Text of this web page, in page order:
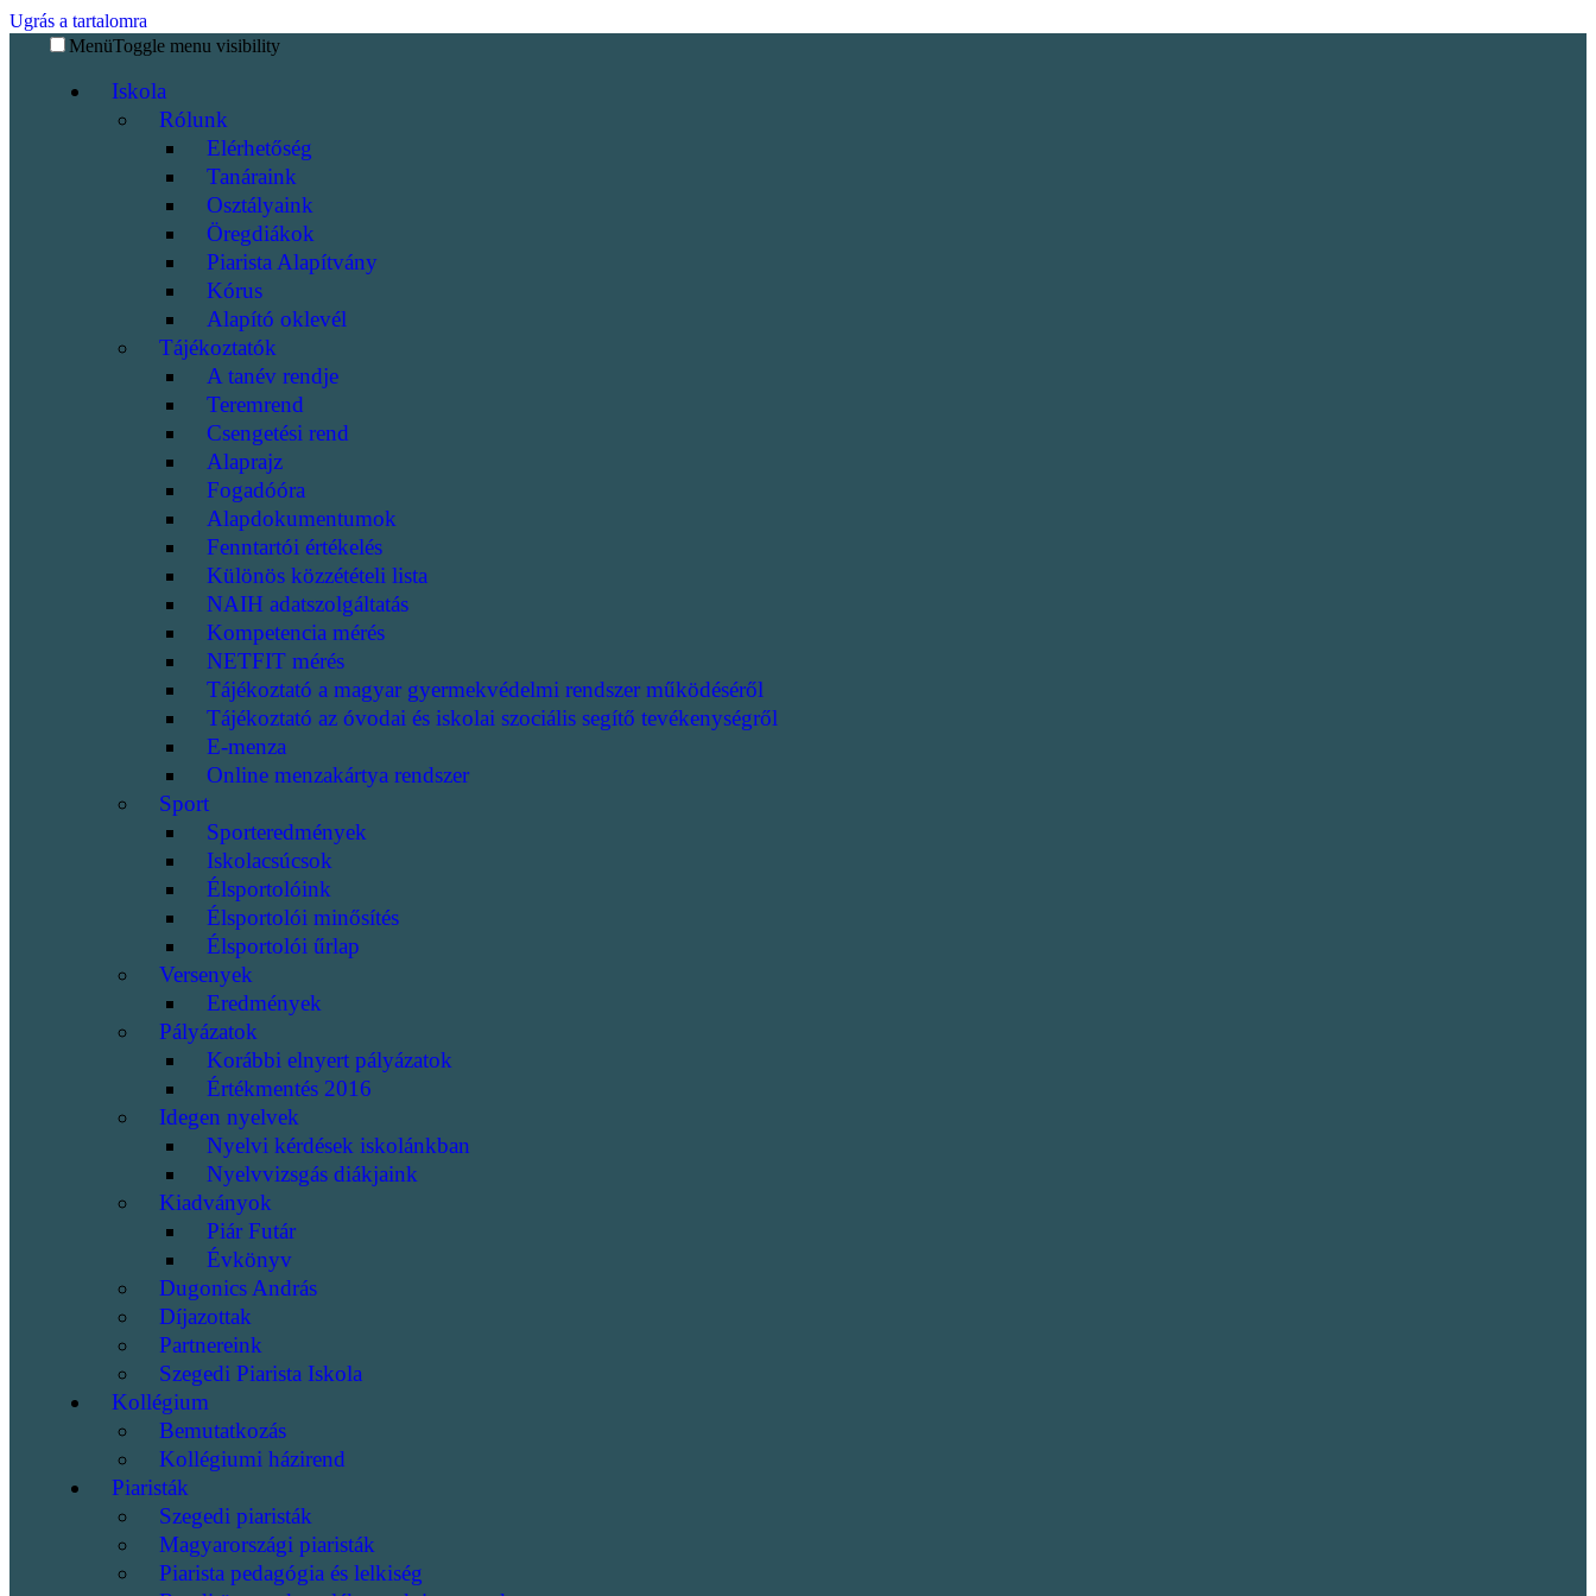
Ugrás a tartalomra
MenüToggle menu visibility
Iskola
Rólunk
Elérhetőség
Tanáraink
Osztályaink
Öregdiákok
Piarista Alapítvány
Kórus
Alapító oklevél
Tájékoztatók
A tanév rendje
Teremrend
Csengetési rend
Alaprajz
Fogadóóra
Alapdokumentumok
Fenntartói értékelés
Különös közzétételi lista
NAIH adatszolgáltatás
Kompetencia mérés
NETFIT mérés
Tájékoztató a magyar gyermekvédelmi rendszer működéséről
Tájékoztató az óvodai és iskolai szociális segítő tevékenységről
E-menza
Online menzakártya rendszer
Sport
Sporteredmények
Iskolacsúcsok
Élsportolóink
Élsportolói minősítés
Élsportolói űrlap
Versenyek
Eredmények
Pályázatok
Korábbi elnyert pályázatok
Értékmentés 2016
Idegen nyelvek
Nyelvi kérdések iskolánkban
Nyelvvizsgás diákjaink
Kiadványok
Piár Futár
Évkönyv
Dugonics András
Díjazottak
Partnereink
Szegedi Piarista Iskola
Kollégium
Bemutatkozás
Kollégiumi házirend
Piaristák
Szegedi piaristák
Magyarországi piaristák
Piarista pedagógia és lelkiség